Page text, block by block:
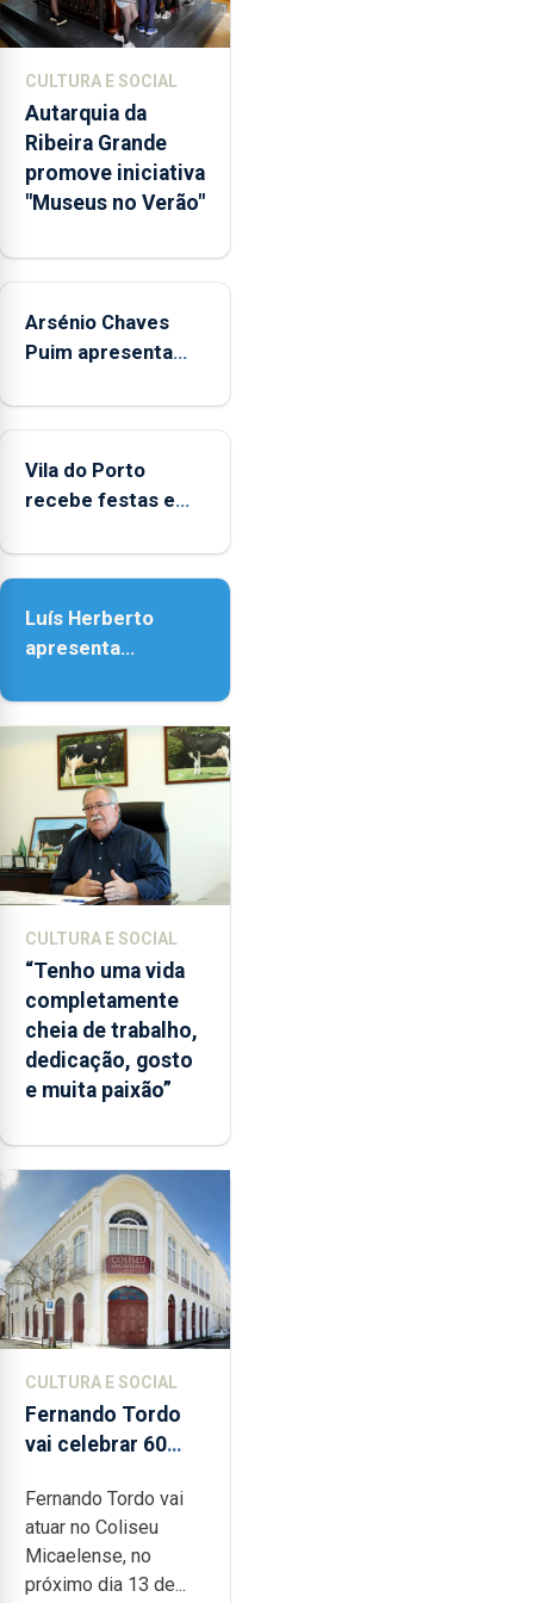
e
núcleos
integrados
na
Rede
Municipal
de
aos
durante
o
de
entre
as
e
as
18h00.
CULTURA E SOCIAL
Autarquia da
Ribeira Grande
promove iniciativa
"Museus no Verão"
Arsénio Chaves
Puim apresenta
de Vila do Porto
Vila do Porto
recebe festas em
Senhora da
Luís Herberto
apresenta
Paisagem’
CULTURA E SOCIAL
“Tenho uma vida
completamente
cheia de trabalho,
dedicação, gosto
e muita paixão”
CULTURA E SOCIAL
Fernando Tordo
vai celebrar 60
no Coliseu
Micaelense
Fernando Tordo vai
atuar no Coliseu
Micaelense, no
próximo dia 13 de...